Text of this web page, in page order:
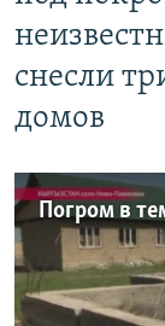
снесли
домов
No